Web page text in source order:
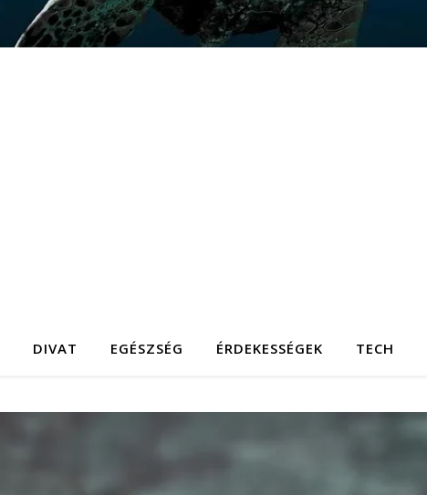
DIVAT EGÉSZSÉG ÉRDEKESSÉGEK TECH